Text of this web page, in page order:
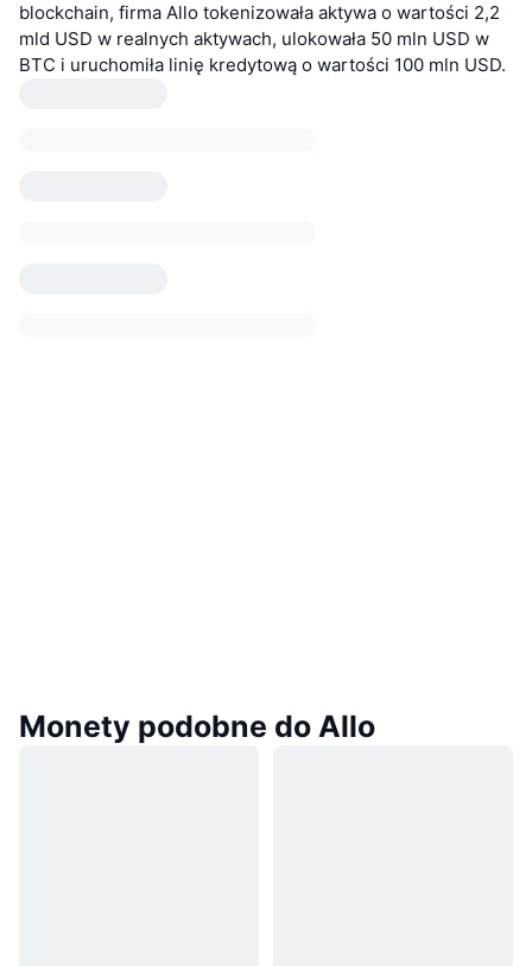
blockchain, firma Allo tokenizowała aktywa o wartości 2,2
mld USD w realnych aktywach, ulokowała 50 mln USD w
BTC i uruchomiła linię kredytową o wartości 100 mln USD.
Monety podobne do Allo